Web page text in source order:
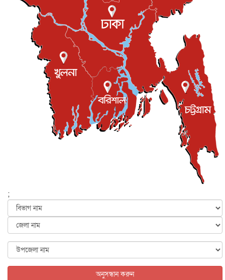
ইউকে কমিউনিটি ৫ আগস্ট, ২০২৬
প্রধানমন্ত্রীকে সৌদি আরব সফরের আমন্ত্রণ
জাতীয় ৫ আগস্ট, ২০২৬
জুলাই গণ-অভ্যুত্থান দিবস আজ, স্মরণে দেশজুড়ে কর্মসূচি
জাতীয় ৫ আগস্ট, ২০২৬
জনগণ পরিবর্তন চেয়েছে বলেই জুলাই আন্দোলন সফল :
৫ আগস্ট, ২০২৬
বেনজীর আহমেদের সঙ্গে পরীমনির ঘনিষ্ঠ সম্পর্ক ছিল : নাসির
মাহম...
জাতীয় ৫ আগস্ট, ২০২৬
হরমুজ নিয়ে ইরান-মার্কিন চুক্তি হতে পারে আজ : মার্কিন অর্থমন...
৫ আগস্ট, ২০২৬
পৃথিবীর দিকে আসছে বিধ্বংসী বস্তু, পারমাণবিক বোমা দিয়ে করা
আন্তর্জাতিক ৫ আগস্ট, ২০২৬
কেনিয়ায় ১৫ হাতির রহস্যজনক মৃত্যু, সন্দেহের মুখে কীটনাশকের
আন্তর্জাতিক ৫ আগস্ট, ২০২৬
;
অনুসন্ধান করুন